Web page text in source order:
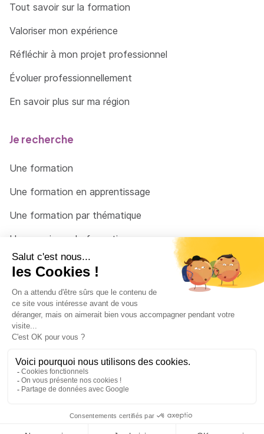
Tout savoir sur la formation
Valoriser mon expérience
Réfléchir à mon projet professionnel
Évoluer professionnellement
En savoir plus sur ma région
Je recherche
Une formation
Une formation en apprentissage
Une formation par thématique
Un organisme de formation
Un conseiller
Une solution pour raccrocher
© 2026 - Côté Formations - par Via Compétences
Menu Pied de page
Mentions Légales
Politique de confidentialité